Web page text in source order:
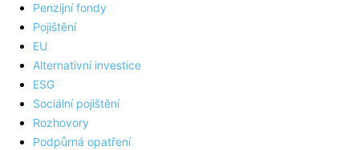
Penzijní fondy
Pojištění
EU
Alternativní investice
ESG
Sociální pojištění
Rozhovory
Podpůrná opatření